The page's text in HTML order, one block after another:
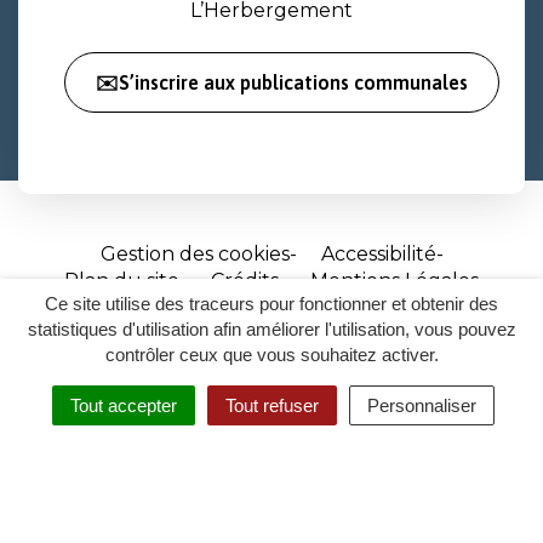
Ce site utilise des traceurs pour fonctionner et obtenir des
statistiques d'utilisation afin améliorer l'utilisation, vous pouvez
contrôler ceux que vous souhaitez activer.
Tout accepter Tout refuser Personnaliser
RECHERCHER
ACCESSIBILITÉ
L’Herbergement
✉️S’inscrire aux publications communales
Gestion des cookies
Accessibilité
Plan du site
Crédits
Mentions Légales
Site
réalisé
par
Inovagora